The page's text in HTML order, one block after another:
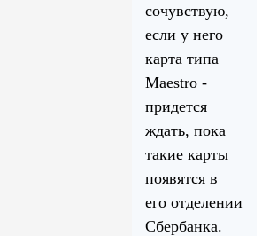
сочувствую,
если у него
карта типа
Maestro -
придется
ждать, пока
такие карты
появятся в
его отделении
Сбербанка.